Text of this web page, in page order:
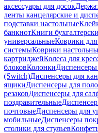
аксессуары для досок
ленты канцелярские и
подставки настольные
банкнотКниги
универсальныеКоврики
системыКоврики
картриджейКолеса для
блоковКолонки
(Switch)Диспенсеры для
ящикиДиспенсеры для
резаковДиспенсеры для
поздравительные
почтовыеДиспенсеры для
мобильныеДиспенсеры
столики для стульев